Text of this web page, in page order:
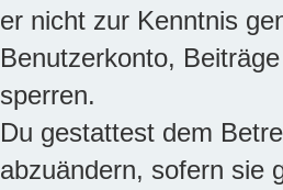
er nicht zur Kenntnis
Benutzerkonto,
sperren.
Du gestattest dem
abzuändern, sofern sie